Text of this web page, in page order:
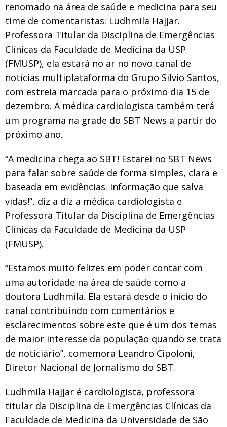
renomado na área de saúde e medicina para seu
time de comentaristas: Ludhmila Hajjar.
Professora Titular da Disciplina de Emergências
Clínicas da Faculdade de Medicina da USP
(FMUSP), ela estará no ar no novo canal de
notícias multiplataforma do Grupo Silvio Santos,
com estreia marcada para o próximo dia 15 de
dezembro. A médica cardiologista também terá
um programa na grade do SBT News a partir do
próximo ano.
“A medicina chega ao SBT! Estarei no SBT News
para falar sobre saúde de forma simples, clara e
baseada em evidências. Informação que salva
vidas!”, diz a diz a médica cardiologista e
Professora Titular da Disciplina de Emergências
Clínicas da Faculdade de Medicina da USP
(FMUSP).
“Estamos muito felizes em poder contar com
uma autoridade na área de saúde como a
doutora Ludhmila. Ela estará desde o início do
canal contribuindo com comentários e
esclarecimentos sobre este que é um dos temas
de maior interesse da população quando se trata
de noticiário”, comemora Leandro Cipoloni,
Diretor Nacional de Jornalismo do SBT.
Ludhmila Hajjar é cardiologista, professora
titular da Disciplina de Emergências Clínicas da
Faculdade de Medicina da Universidade de São